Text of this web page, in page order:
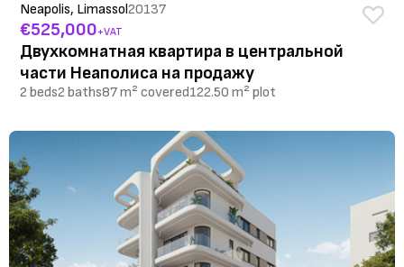
Neapolis, Limassol20137
€525,000+VAT
Двухкомнатная квартира в центральной
части Неаполиса на продажу
2 beds2 baths87 m² covered122.50 m² plot